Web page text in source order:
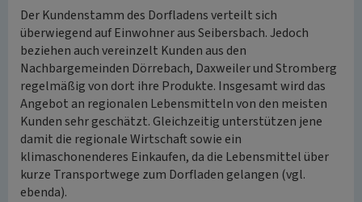
Der Kundenstamm des Dorfladens verteilt sich
überwiegend auf Einwohner aus Seibersbach. Jedoch
beziehen auch vereinzelt Kunden aus den
Nachbargemeinden Dörrebach, Daxweiler und Stromberg
regelmäßig von dort ihre Produkte. Insgesamt wird das
Angebot an regionalen Lebensmitteln von den meisten
Kunden sehr geschätzt. Gleichzeitig unterstützen jene
damit die regionale Wirtschaft sowie ein
klimaschonenderes Einkaufen, da die Lebensmittel über
kurze Transportwege zum Dorfladen gelangen (vgl.
ebenda).